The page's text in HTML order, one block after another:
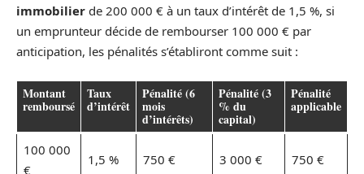
immobilier de 200 000 € à un taux d’intérêt de 1,5 %, si
un emprunteur décide de rembourser 100 000 € par
anticipation, les pénalités s’établiront comme suit :
Montant
remboursé
Taux
d’intérêt
Pénalité (6
mois
d’intérêts)
Pénalité (3
% du
capital)
Pénalité
applicable
100 000
€
1,5 % 750 € 3 000 € 750 €